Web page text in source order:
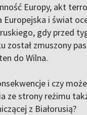
Europy, akt
i świat
gdy przed
został zmuszony
do Wilna.
i czy
ze strony reżimu
z Białorusią?